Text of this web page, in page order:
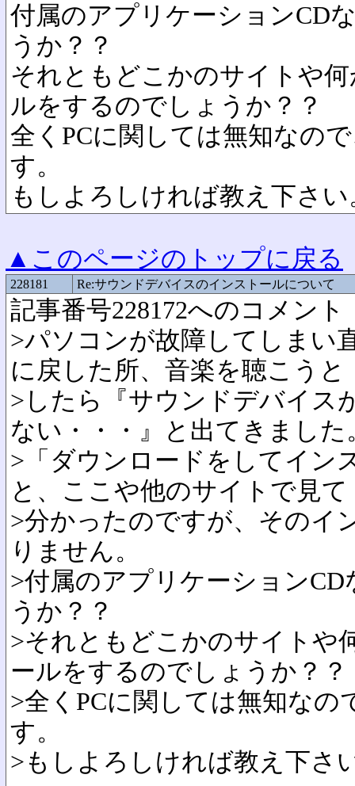
付属のアプリケーションCD
うか？？
それともどこかのサイトや
ルをするのでしょうか？？
全くPCに関しては無知なの
す。
もしよろしければ教え下さ
▲このページのトップに戻る
228181 Re:サウンドデバイスのインストールについて
記事番号228172へのコメント
>パソコンが故障してしまい
に戻した所、音楽を聴こうと
>したら『サウンドデバイス
ない・・・』と出てきました
>「ダウンロードをしてイン
と、ここや他のサイトで見て
>分かったのですが、そのイ
りません。
>付属のアプリケーション
うか？？
>それともどこかのサイトや
ールをするのでしょうか？？
>全くPCに関しては無知なの
す。
>もしよろしければ教え下さ